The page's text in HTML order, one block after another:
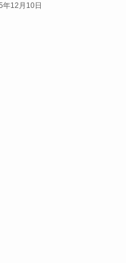
年12月10日